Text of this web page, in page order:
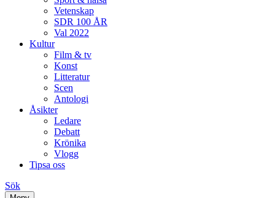
Vetenskap
SDR 100 ÅR
Val 2022
Kultur
Film & tv
Konst
Litteratur
Scen
Antologi
Åsikter
Ledare
Debatt
Krönika
Vlogg
Tipsa oss
Sök